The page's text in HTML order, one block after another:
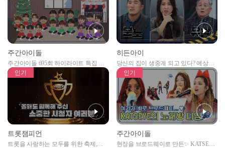
주간아이돌
주간아이돌 695회 하이라이트 특집 남
자아이돌편 예고
히든아이
당신의 집이 생중계 되고 있다? 예상치
못한 곳에서 일어나는 불법촬영 범죄!
인기
트롯챔피언
트롯을 사랑하는 모두를 위한 축제,
인기
주간아이돌
현장을 브로드웨이로 만든✨ KATSEYE